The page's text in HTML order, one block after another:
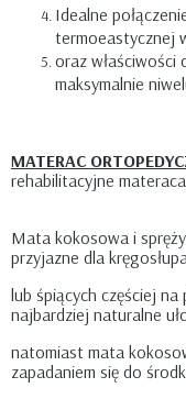
Idealne
termoeastycznej
oraz
maksymalnie
MATERAC
rehabilitacyjne
Mata kokosowa i
przyjazne dla
lub śpiących częściej
najbardziej naturalne
natomiast mata
zapadaniem się do